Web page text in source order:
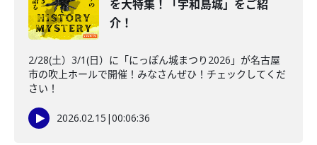
を大特集！「宇和島城」をご紹
介！
2/28(土）3/1(日）に「にっぽん城まつり2026」が名古屋
市の吹上ホールで開催！みなさんぜひ！チェックしてくだ
さい！
2026.02.15 |00:06:36